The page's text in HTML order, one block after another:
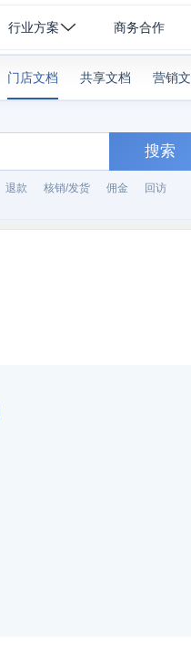
行业方案 商务合作
门店文档 共享文档 营销
搜索
退款 核销/发货 佣金 回访